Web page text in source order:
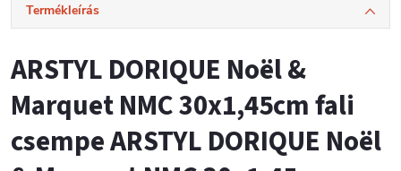
Termékleírás
ARSTYL DORIQUE Noël &
Marquet NMC 30x1,45cm fali
csempe ARSTYL DORIQUE Noël